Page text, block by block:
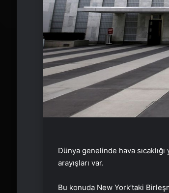
Dünya genelinde hava
arayışları var.
Bu konuda New York’taki